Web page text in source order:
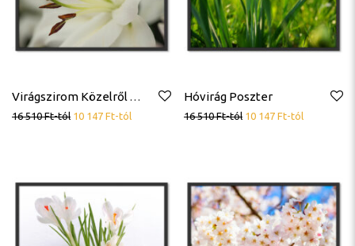
Virágszirom Közelről Makró Fehér Poszter
16 510Ft-tól 10 147 Ft-tól
Hóvirág Poszter
16 510Ft-tól 10 147 Ft-tól